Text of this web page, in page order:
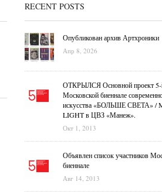
RECENT POSTS
Опубликован архив Артхроники
Апр 8, 2026
ОТКРЫЛСЯ Основной проект
Московской биеннале
искусства «БОЛЬШЕ СВЕТА» /
LIGHT в ЦВЗ «Манеж».
Окт 1, 2013
Объявлен список участников
биеннале
Авг 14, 2013